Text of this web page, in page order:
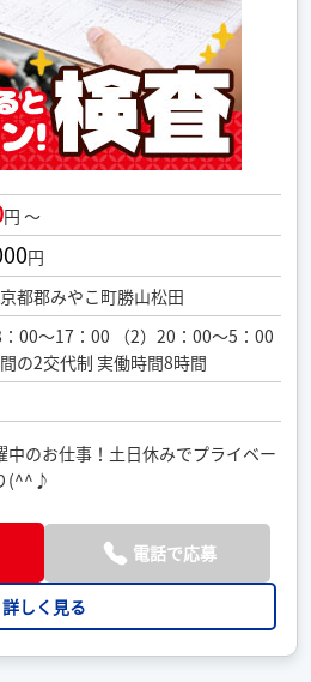
円 ～
円
都郡みやこ町勝山松田
：00～17：00 （2）20：00～5：00
間の2交代制 実働時間8時間
のお仕事！土日休みでプライベー
(^^♪
電話で応募
詳しく見る